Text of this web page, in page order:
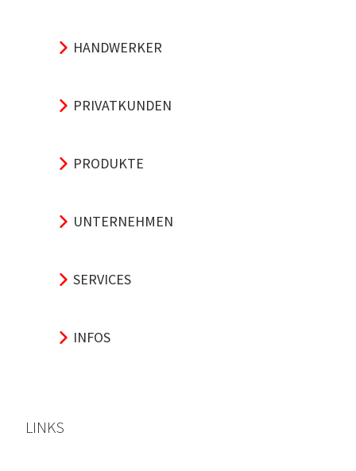
HANDWERKER
PRIVATKUNDEN
PRODUKTE
UNTERNEHMEN
SERVICES
INFOS
LINKS